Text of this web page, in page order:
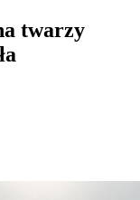
twarzy